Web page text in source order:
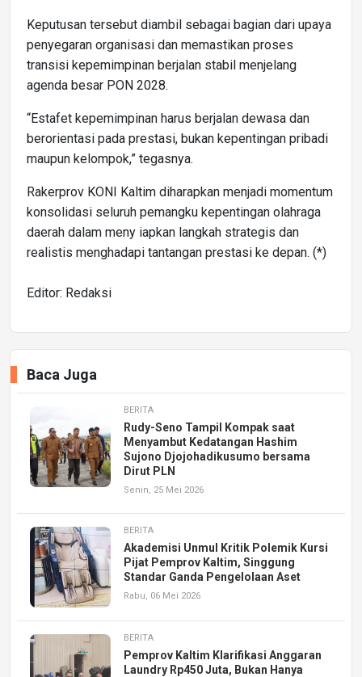
Keputusan tersebut diambil sebagai bagian dari upaya
penyegaran organisasi dan memastikan proses
transisi kepemimpinan berjalan stabil menjelang
agenda besar PON 2028.
“Estafet kepemimpinan harus berjalan dewasa dan
berorientasi pada prestasi, bukan kepentingan pribadi
maupun kelompok,” tegasnya.
Rakerprov KONI Kaltim diharapkan menjadi momentum
konsolidasi seluruh pemangku kepentingan olahraga
daerah dalam meny iapkan langkah strategis dan
realistis menghadapi tantangan prestasi ke depan. (*)
Editor: Redaksi
Baca Juga
BERITA
Rudy-Seno Tampil Kompak saat
Menyambut Kedatangan Hashim
Sujono Djojohadikusumo bersama
Dirut PLN
Senin, 25 Mei 2026
BERITA
Akademisi Unmul Kritik Polemik Kursi
Pijat Pemprov Kaltim, Singgung
Standar Ganda Pengelolaan Aset
Rabu, 06 Mei 2026
BERITA
Pemprov Kaltim Klarifikasi Anggaran
Laundry Rp450 Juta, Bukan Hanya